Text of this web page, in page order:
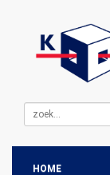
HOME